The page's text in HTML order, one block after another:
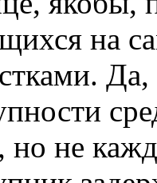
на
Да,
но не